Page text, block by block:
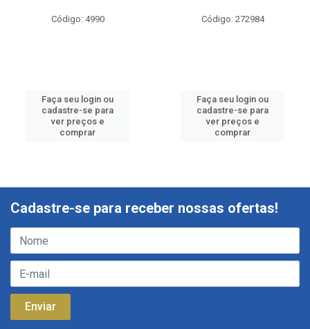
Código: 4990
Faça seu login ou
cadastre-se para
ver preços e
comprar
Código: 272984
Faça seu login ou
cadastre-se para
ver preços e
comprar
Cadastre-se para receber nossas ofertas!